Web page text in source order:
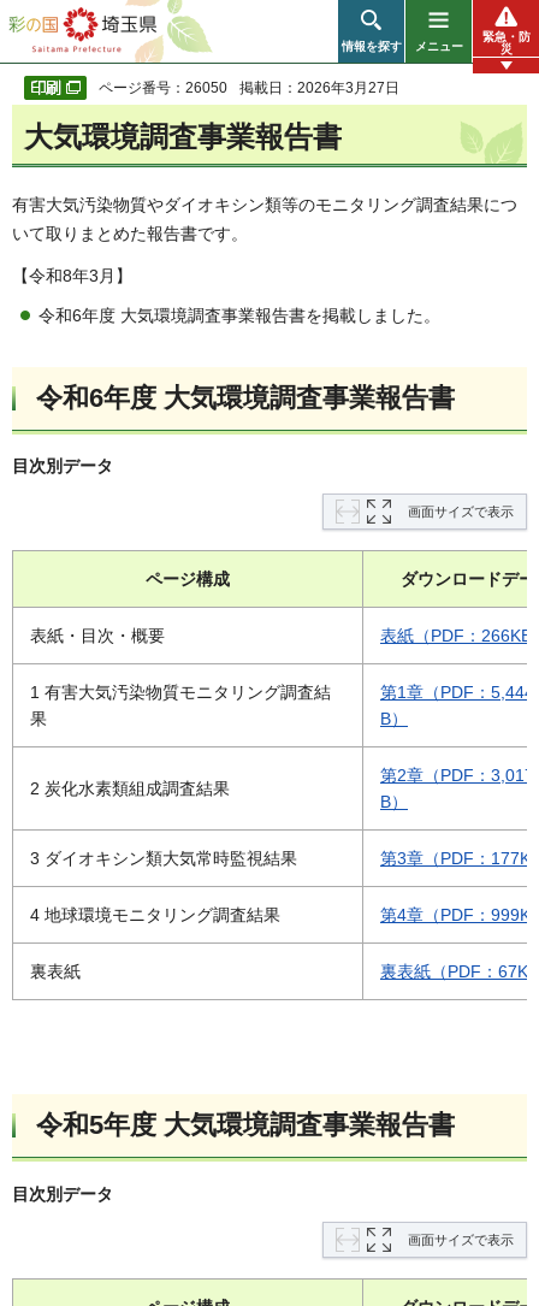
彩の国 埼玉県
情報を探す メニュー
緊急・防
災
ページ番号：26050 掲載日：2026年3月27日
大気環境調査事業報告書
有害大気汚染物質やダイオキシン類等のモニタリング調査結果につ
いて取りまとめた報告書です。
【令和8年3月】
令和6年度 大気環境調査事業報告書を掲載しました。
令和6年度 大気環境調査事業報告書
目次別データ
画面サイズで表示
ページ構成 ダウンロードデー
表紙・目次・概要 表紙（PDF：266KB
1 有害大気汚染物質モニタリング調査結
果
第1章（PDF：
B）
2 炭化水素類組成調査結果
第2章（PDF：
B）
3 ダイオキシン類大気常時監視結果 第3章（PDF：
4 地球環境モニタリング調査結果 第4章（PDF：
裏表紙 裏表紙（PDF：
令和5年度 大気環境調査事業報告書
目次別データ
画面サイズで表示